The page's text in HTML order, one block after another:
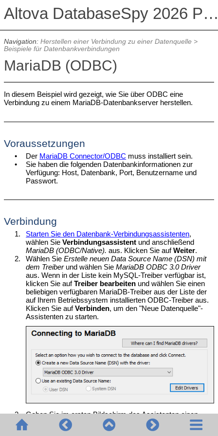
Altova DatabaseSpy 2026
Navigation: Herstellen einer Verbindung zu einer Datenquelle>
Beispiele für Datenbankverbindungen
MariaDB (ODBC)
In diesem Beispiel wird gezeigt, wie Sie über ODBC eine
Verbindung zu einem MariaDB-Datenbankserver herstellen.
Voraussetzungen
• Der MariaDB Connector/ODBC muss installiert sein.
•
Sie haben die folgenden Datenbankinformationen zur
Verfügung: Host, Datenbank, Port, Benutzername und
Passwort.
Verbindung
1. Starten Sie den Datenbank-Verbindungsassistenten,
wählen SieVerbindungsassistent und anschließend
MariaDB (ODBC/Native). aus. Klicken Sie aufWeiter.
2.
Wählen SieErstelle neuen Data Source Name (DSN) mit
dem Treiberund wählen SieMariaDB ODBC 3.0 Driver
aus. Wenn in der Liste kein MySQL-Treiber verfügbar ist,
klicken Sie aufTreiber bearbeiten und wählen Sie einen
beliebigen verfügbaren MariaDB-Treiber aus der Liste der
auf Ihrem Betriebssystem installierten ODBC-Treiber aus.
Klicken Sie aufVerbinden, um den "Neue Datenquelle"-
Assistenten zu starten.
3.
Geben Sie im ersten Bildschirm des Assistenten einen
Namen und optional eine Beschreibung für diese ODBC-
Datenquelle ein und klicken Sie auf
OK.